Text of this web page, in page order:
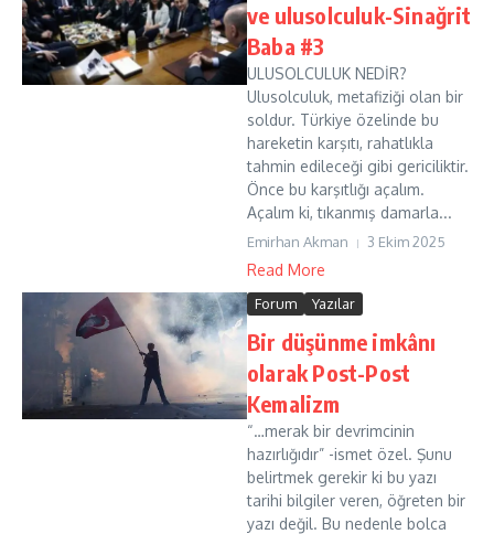
ve ulusolculuk-Sinağrit
Baba #3
ULUSOLCULUK NEDİR?
Ulusolculuk, metafiziği olan bir
soldur. Türkiye özelinde bu
hareketin karşıtı, rahatlıkla
tahmin edileceği gibi gericiliktir.
Önce bu karşıtlığı açalım.
Açalım ki, tıkanmış damarla...
Emirhan Akman 3 Ekim 2025
Read More
Forum Yazılar
Bir düşünme imkânı
olarak Post-Post
Kemalizm
“…merak bir devrimcinin
hazırlığıdır” -ismet özel. Şunu
belirtmek gerekir ki bu yazı
tarihi bilgiler veren, öğreten bir
yazı değil. Bu nedenle bolca